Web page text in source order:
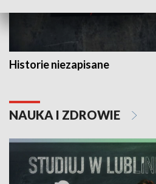
Historie niezapisane
NAUKA I ZDROWIE